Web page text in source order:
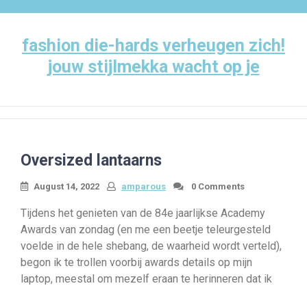
contentfashion die-hards verheugen zich!
jouw stijlmekka wacht op je
Oversized lantaarns
August 14, 2022 amparous 0 Comments
Tijdens het genieten van de 84e jaarlijkse Academy
Awards van zondag (en me een beetje teleurgesteld
voelde in de hele shebang, de waarheid wordt verteld),
begon ik te trollen voorbij awards details op mijn
laptop, meestal om mezelf eraan te herinneren dat ik